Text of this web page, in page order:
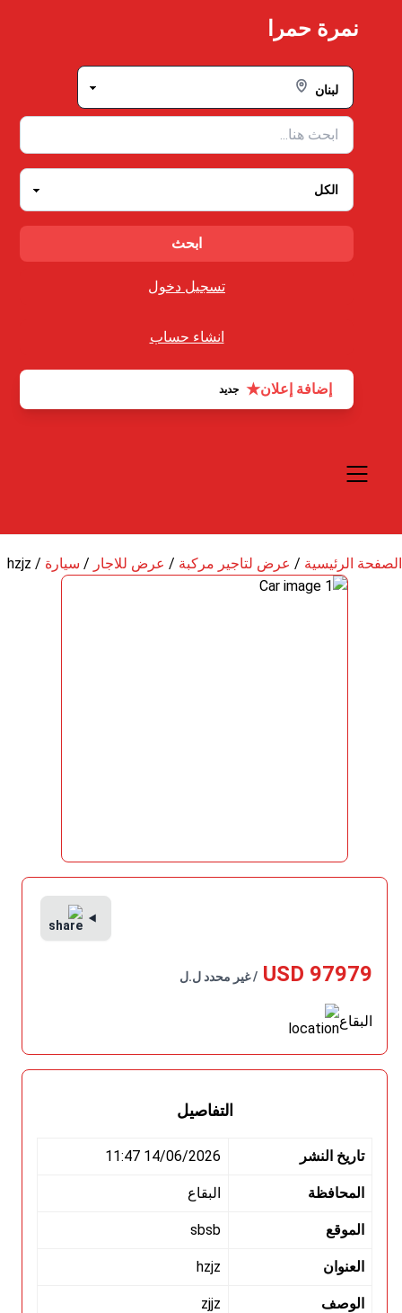
نمرة حمرا
تسجيل دخول
انشاء حساب
إضافة إعلان★ جديد
الصفحة الرئيسية / عرض لتاجير مركبة / عرض للاجار / سيارة /
hzjz
97979 USD / غير محدد ل.ل
البقاع
التفاصيل
تاريخ النشر 14/06/2026 11:47
المحافظة البقاع
الموقع sbsb
العنوان hzjz
الوصف zjjz